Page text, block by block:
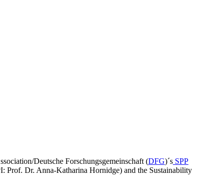
Deutsche Forschungsgemeinschaft (DFG)´s SPP
Prof. Dr. Anna-Katharina Hornidge) and the Sustainability